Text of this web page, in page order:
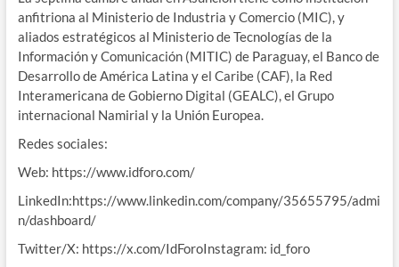
anfitriona al Ministerio de Industria y Comercio (MIC), y
aliados estratégicos al Ministerio de Tecnologías de la
Información y Comunicación (MITIC) de Paraguay, el Banco de
Desarrollo de América Latina y el Caribe (CAF), la Red
Interamericana de Gobierno Digital (GEALC), el Grupo
internacional Namirial y la Unión Europea.
Redes sociales:
Web: https://www.idforo.com/
LinkedIn:https://www.linkedin.com/company/35655795/admi
n/dashboard/
Twitter/X: https://x.com/IdForoInstagram: id_foro